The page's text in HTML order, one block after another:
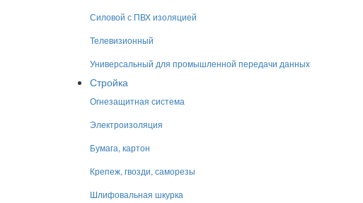
Силовой с ПВХ изоляцией
Телевизионный
Универсальный для промышленной передачи данных
Стройка
Огнезащитная система
Электроизоляция
Бумага, картон
Крепеж, гвозди, саморезы
Шлифовальная шкурка